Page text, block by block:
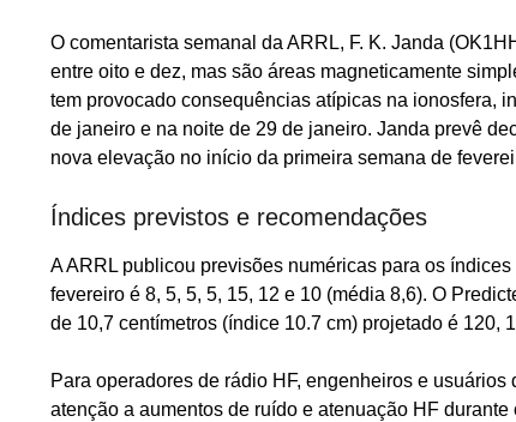
O comentarista semanal da ARRL, F. K. Janda
entre oito e dez, mas são áreas magneticamente
tem provocado consequências atípicas na ionosfera,
de janeiro e na noite de 29 de janeiro. Janda prevê
nova elevação no início da primeira semana de
Índices previstos e recomendações
A ARRL publicou previsões numéricas para os
fevereiro é 8, 5, 5, 5, 15, 12 e 10 (média 8,6). O
de 10,7 centímetros (índice 10.7 cm) projetado é 120,
Para operadores de rádio HF, engenheiros e
atenção a aumentos de ruído e atenuação HF